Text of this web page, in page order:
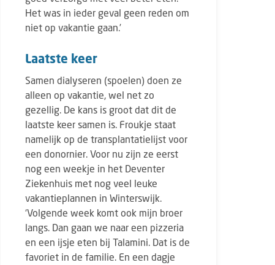
Het was in ieder geval geen reden om
niet op vakantie gaan.’
Laatste keer
Samen dialyseren (spoelen) doen ze
alleen op vakantie, wel net zo
gezellig. De kans is groot dat dit de
laatste keer samen is. Froukje staat
namelijk op de transplantatielijst voor
een donornier. Voor nu zijn ze eerst
nog een weekje in het Deventer
Ziekenhuis met nog veel leuke
vakantieplannen in Winterswijk.
‘Volgende week komt ook mijn broer
langs. Dan gaan we naar een pizzeria
en een ijsje eten bij Talamini. Dat is de
favoriet in de familie. En een dagje